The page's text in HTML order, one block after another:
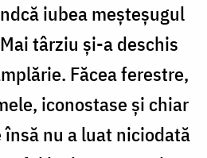
iubea meșteșugul
târziu și-a deschis
Făcea ferestre,
iconostase și chiar
nu a luat niciodată